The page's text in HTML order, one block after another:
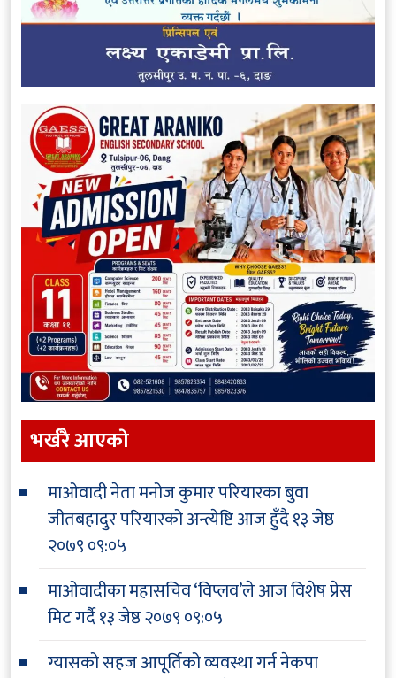
भर्खरै आएकाे
माओवादी नेता मनोज कुमार परियारका बुवा
जीतबहादुर परियारको अन्त्येष्टि आज हुँदै१३ जेष्ठ
२०७९ ०९:०५
माओवादीका महासचिव ‘विप्लव’ले आज विशेष प्रेस
मिट गर्दै१३ जेष्ठ २०७९ ०९:०५
ग्यासको सहज आपूर्तिको व्यवस्था गर्न नेकपा